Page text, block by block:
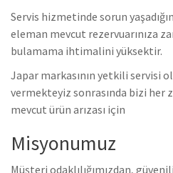
Servis hizmetinde sorun
eleman mevcut rezervuarınıza
bulamama ihtimalini yüksektir.
Japar markasının yetkili servisi
vermekteyiz sonrasında bizi her
mevcut ürün arızası için
Misyonumuz
Müşteri odaklılığımızdan,